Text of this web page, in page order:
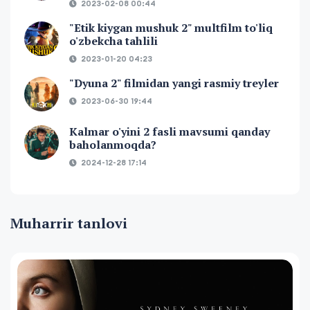
2023-02-08 00:44
"Etik kiygan mushuk 2" multfilm to'liq
o'zbekcha tahlili
2023-01-20 04:23
"Dyuna 2" filmidan yangi rasmiy treyler
2023-06-30 19:44
Kalmar o'yini 2 fasli mavsumi qanday
baholanmoqda?
2024-12-28 17:14
Muharrir tanlovi